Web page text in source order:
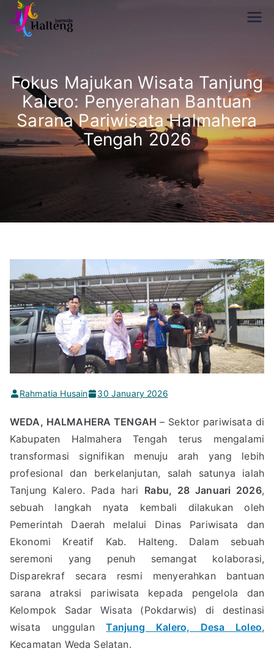
Skip
Fokus Majukan Wisata Tanjung
Kalero: Penyerahan Bantuan
Sarana Pariwisata Halmahera
Tengah 2026
Rahmatia Husain 30 January 2026
WEDA, HALMAHERA TENGAH– Sektor pariwisata di
Kabupaten Halmahera Tengah terus mengalami
transformasi signifikan menuju arah yang lebih
profesional dan berkelanjutan, salah satunya ialah
Tanjung Kalero. Pada hari Rabu, 28 Januari 2026,
sebuah langkah nyata kembali dilakukan oleh
Pemerintah Daerah melalui Dinas Pariwisata dan
Ekonomi Kreatif Kab. Halteng. Dalam sebuah
seremoni yang penuh semangat kolaborasi,
Disparekraf secara resmi menyerahkan bantuan
sarana atraksi pariwisata kepada pengelola dan
Kelompok Sadar Wisata (Pokdarwis) di destinasi
wisata unggulanTanjung Kalero, Desa Loleo,
Kecamatan Weda Selatan.